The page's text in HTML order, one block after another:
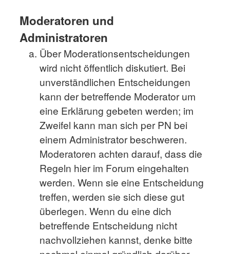
Moderatoren und
Administratoren
Über Moderationsentscheidungen
wird nicht öffentlich diskutiert. Bei
unverständlichen Entscheidungen
kann der betreffende Moderator um
eine Erklärung gebeten werden; im
Zweifel kann man sich per PN bei
einem Administrator beschweren.
Moderatoren achten darauf, dass die
Regeln hier im Forum eingehalten
werden. Wenn sie eine Entscheidung
treffen, werden sie sich diese gut
überlegen. Wenn du eine dich
betreffende Entscheidung nicht
nachvollziehen kannst, denke bitte